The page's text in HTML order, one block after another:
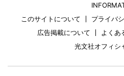
このサイトについて
プライバ
広告掲載について
よくあ
光文社オフィシ